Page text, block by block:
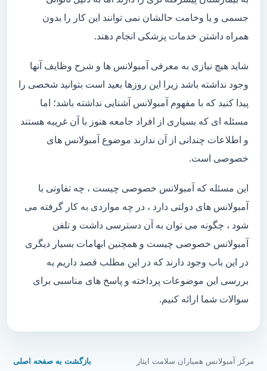
جسمی و یا وخامت حالشان نمی توانند این کار را بدون
همراه داشتن خدمات پزشکی انجام دهند.
شاید هیچ نیازی به معرفی آمبولانس ها و شرح وظایف آنها
وجود نداشته باشد زیرا این روزها بعید است بتوانید شخصی را
پیدا کنید که با مفهوم آمبولانس آشنایی نداشته باشد؛ اما
مسئله ای که بسیاری از افراد جامعه هنوز با آن غریبه هستند
و اطلاعات چندانی از آن ندارند موضوع آمبولانس های
خصوصی است.
این مسئله که آمبولانس خصوصی چیست ، چه تفاوتی با
آمبولانس های دولتی دارد ، در چه مواردی به کار گرفته می
شود ، چگونه می توان به آن دسترسی داشت و تلفن
آمبولانس خصوصی چیست و همچنین ابهامات بسیار دیگری
در این باب وجود دارند که در این مطلب قصد داریم به
بررسی این موضوعات پرداخته و پاسخ های مناسبی برای
سوالات شما ارائه کنیم.
مرکز آمبولانس همیاران سلامت ایثار بازگشت به صفحه اصلی